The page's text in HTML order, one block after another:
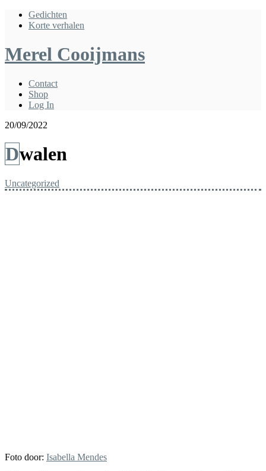
Gedichten
Korte verhalen
Merel Cooijmans
Contact
Shop
Log In
20/09/2022
Dwalen
Uncategorized
Foto door: Isabella Mendes